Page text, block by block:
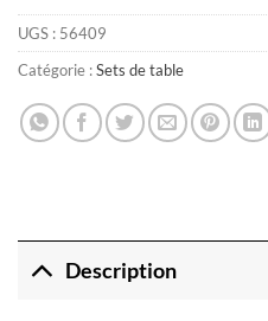
UGS : 56409
Catégorie :Sets de table
Description